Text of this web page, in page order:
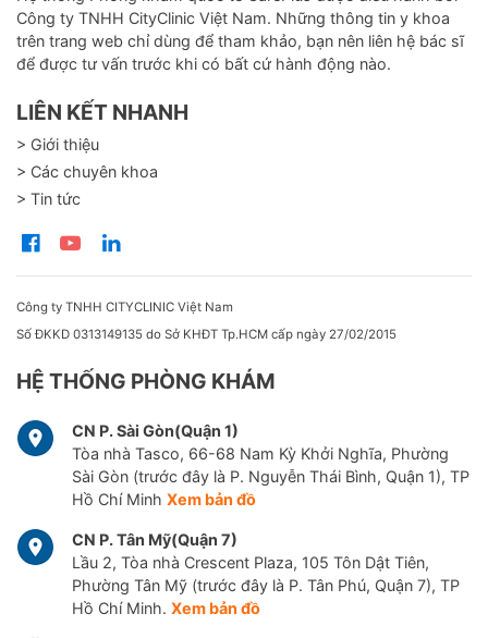
Công ty TNHH CityClinic Việt Nam. Những thông tin y khoa
trên trang web chỉ dùng để tham khảo, bạn nên liên hệ bác sĩ
để được tư vấn trước khi có bất cứ hành động nào.
LIÊN KẾT NHANH
> Giới thiệu
> Các chuyên khoa
> Tin tức
Công ty TNHH CITYCLINIC Việt Nam
Số ĐKKD 0313149135 do Sở KHĐT Tp.HCM cấp ngày 27/02/2015
HỆ THỐNG PHÒNG KHÁM
CN P. Sài Gòn(Quận 1)
Tòa nhà Tasco, 66-68 Nam Kỳ Khởi Nghĩa, Phường
Sài Gòn (trước đây là P. Nguyễn Thái Bình, Quận 1), TP
Hồ Chí Minh Xem bản đồ
CN P. Tân Mỹ(Quận 7)
Lầu 2, Tòa nhà Crescent Plaza, 105 Tôn Dật Tiên,
Phường Tân Mỹ (trước đây là P. Tân Phú, Quận 7), TP
Hồ Chí Minh. Xem bản đồ